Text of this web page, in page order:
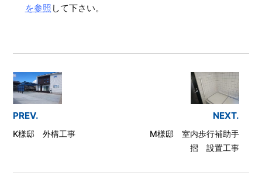
を参照 して下さい。
PREV.
K様邸 外構工事
NEXT.
M様邸 室内歩行補助手
摺 設置工事